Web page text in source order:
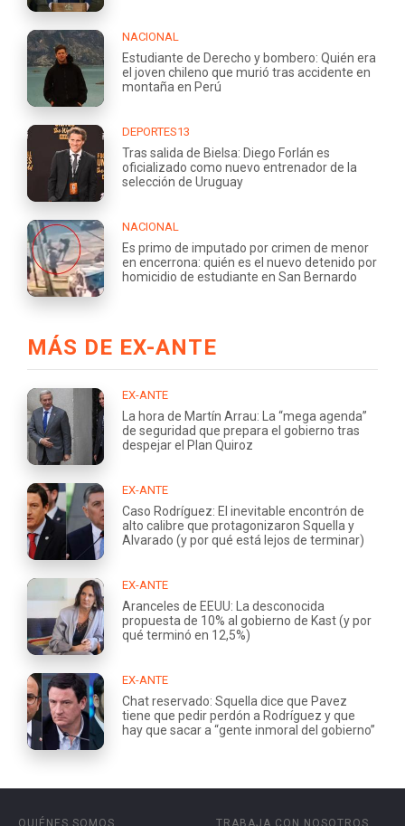
NACIONAL
Estudiante de Derecho y bombero: Quién era
el joven chileno que murió tras accidente en
montaña en Perú
DEPORTES13
Tras salida de Bielsa: Diego Forlán es
oficializado como nuevo entrenador de la
selección de Uruguay
NACIONAL
Es primo de imputado por crimen de menor
en encerrona: quién es el nuevo detenido por
homicidio de estudiante en San Bernardo
MÁS DE EX-ANTE
EX-ANTE
La hora de Martín Arrau: La “mega agenda”
de seguridad que prepara el gobierno tras
despejar el Plan Quiroz
EX-ANTE
Caso Rodríguez: El inevitable encontrón de
alto calibre que protagonizaron Squella y
Alvarado (y por qué está lejos de terminar)
EX-ANTE
Aranceles de EEUU: La desconocida
propuesta de 10% al gobierno de Kast (y por
qué terminó en 12,5%)
EX-ANTE
Chat reservado: Squella dice que Pavez
tiene que pedir perdón a Rodríguez y que
hay que sacar a “gente inmoral del gobierno”
QUIÉNES SOMOS
TRABAJA CON NOSOTROS